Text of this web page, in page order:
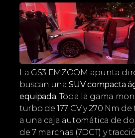
La GS3 EMZOOM apunta
buscan una SUV compacta
equipada. Toda la gama
turbo de 177 CV y 270 Nm
a una caja automática de
de 7 marchas (7DCT) y